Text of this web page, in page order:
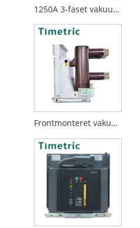
1250A 3-faset vakuumafbryder
Frontmonteret vakuumafbryder